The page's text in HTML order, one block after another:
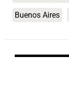
Buenos Aires